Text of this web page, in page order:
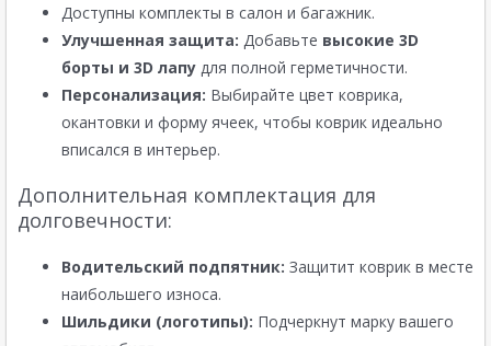
Доступны комплекты в салон и багажник.
Улучшенная защита: Добавьте высокие 3D
борты и 3D лапу для полной герметичности.
Персонализация: Выбирайте цвет коврика,
окантовки и форму ячеек, чтобы коврик идеально
вписался в интерьер.
Дополнительная комплектация для
долговечности:
Водительский подпятник: Защитит коврик в месте
наибольшего износа.
Шильдики (логотипы): Подчеркнут марку вашего